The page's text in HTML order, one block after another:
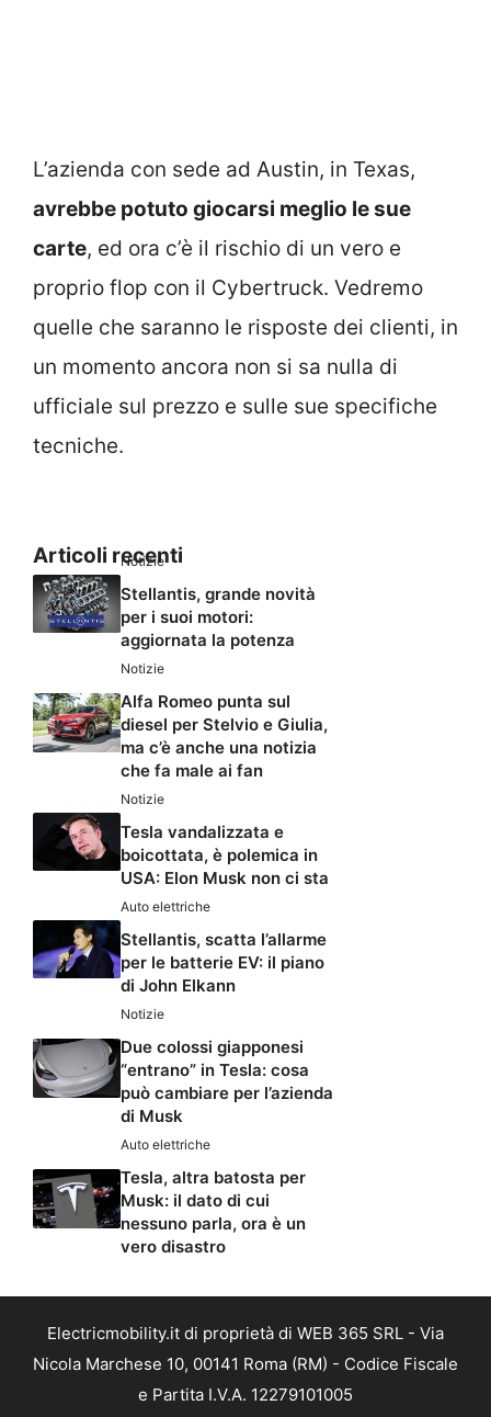
L’azienda con sede ad Austin, in Texas,
avrebbe potuto giocarsi meglio le sue
carte, ed ora c’è il rischio di un vero e
proprio flop con il Cybertruck. Vedremo
quelle che saranno le risposte dei clienti, in
un momento ancora non si sa nulla di
ufficiale sul prezzo e sulle sue specifiche
tecniche.
Articoli recenti
Notizie
Stellantis, grande novità
per i suoi motori:
aggiornata la potenza
Notizie
Alfa Romeo punta sul
diesel per Stelvio e Giulia,
ma c’è anche una notizia
che fa male ai fan
Notizie
Tesla vandalizzata e
boicottata, è polemica in
USA: Elon Musk non ci sta
Auto elettriche
Stellantis, scatta l’allarme
per le batterie EV: il piano
di John Elkann
Notizie
Due colossi giapponesi
“entrano” in Tesla: cosa
può cambiare per l’azienda
di Musk
Auto elettriche
Tesla, altra batosta per
Musk: il dato di cui
nessuno parla, ora è un
vero disastro
Electricmobility.it di proprietà di WEB 365 SRL - Via
Nicola Marchese 10, 00141 Roma (RM) - Codice Fiscale
e Partita I.V.A. 12279101005